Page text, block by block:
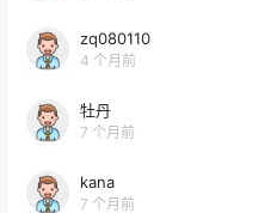
zq080110
4 个月前
牡丹
7 个月前
kana
7 个月前